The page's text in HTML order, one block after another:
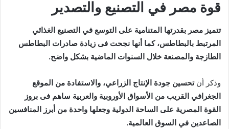
قوة مصر في التصنيع والتصدير
تتميز مصر بقدرتها المتنامية على التوسع في التصنيع الغذائي
المرتبط بالبطاطس، كما أنها نجحت فى زيادة صادرات البطاطس
الطازجة والمصنعة خلال السنوات الماضية بشكل واضح.
وذكر أنتحسين جودة الإنتاج الزراعي، و الاستفادة من الموقع
الجغرافي القريب من الأسواق الأوروبية والعربية ساهم فى بروز
القوة المصرية على الساحة الدولية وجعلها واحدة من أبرز المنافسين
الصاعدين في السوق العالمية.